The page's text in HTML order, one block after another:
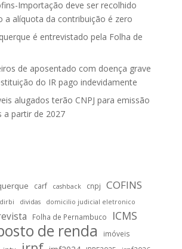
Importação deve ser recolhido
a alíquota da contribuição é zero
é entrevistado pela Folha de
de aposentado com doença grave
do IR pago indevidamente
alugados terão CNPJ para emissão
a partir de 2027
carf cashback cnpj
COFINS
dirbi dividas domicilio judicial eletronico
Folha de Pernambuco ICMS
de renda imóveis